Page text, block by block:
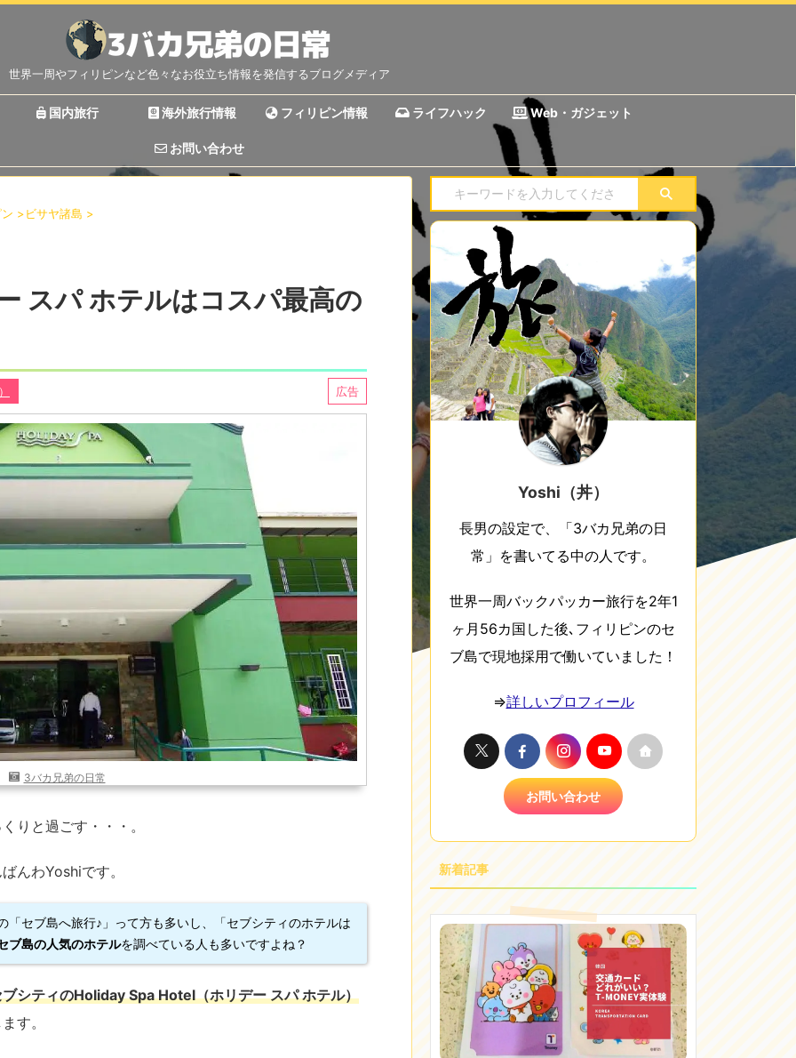
世界一周やフィリピンなど色々なお役立ち情報を発信するブログメディア
国内旅行 海外旅行情報 フィリピン情報 ライフハック Web・ガジェット
お問い合わせ
>ビサヤ諸島 >
スパ ホテルはコスパ最高の
広告
3バカ兄弟の日常
りと過ごす・・・。
んわYoshiです。
「セブ島へ旅行♪」って方も多いし、「セブシティのホテルは
ブ島の人気のホテルを調べている人も多いですよね？
シティのHoliday Spa Hotel（ホリデー スパ ホテル）
す。
Yoshi（丼）
長男の設定で、「3バカ兄弟の日
常」を書いてる中の人です。
世界一周バックパッカー旅行を2年1
ヶ月56カ国した後､フィリピンのセ
ブ島で現地採用で働いていました！
⇒詳しいプロフィール
お問い合わせ
新着記事